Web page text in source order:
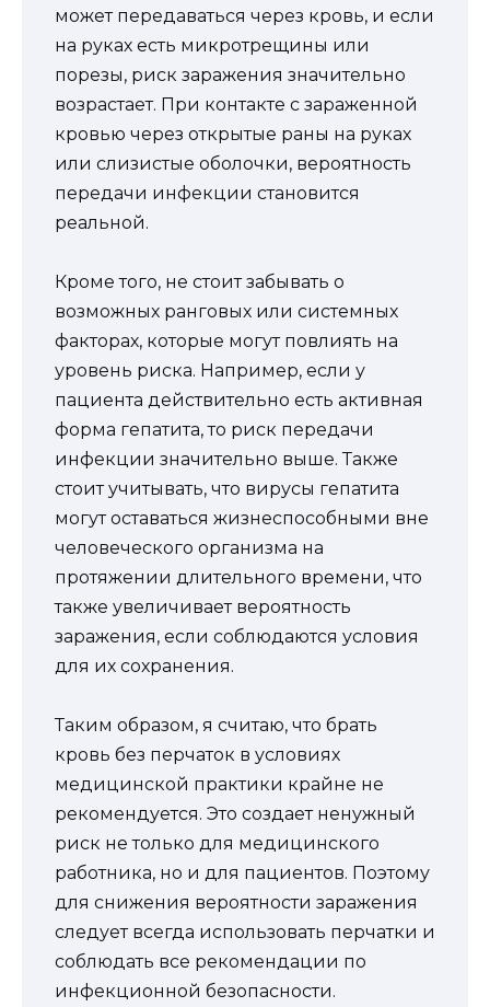
может передаваться через кровь, и если
на руках есть микротрещины или
порезы, риск заражения значительно
возрастает. При контакте с зараженной
кровью через открытые раны на руках
или слизистые оболочки, вероятность
передачи инфекции становится
реальной.
Кроме того, не стоит забывать о
возможных ранговых или системных
факторах, которые могут повлиять на
уровень риска. Например, если у
пациента действительно есть активная
форма гепатита, то риск передачи
инфекции значительно выше. Также
стоит учитывать, что вирусы гепатита
могут оставаться жизнеспособными вне
человеческого организма на
протяжении длительного времени, что
также увеличивает вероятность
заражения, если соблюдаются условия
для их сохранения.
Таким образом, я считаю, что брать
кровь без перчаток в условиях
медицинской практики крайне не
рекомендуется. Это создает ненужный
риск не только для медицинского
работника, но и для пациентов. Поэтому
для снижения вероятности заражения
следует всегда использовать перчатки и
соблюдать все рекомендации по
инфекционной безопасности.